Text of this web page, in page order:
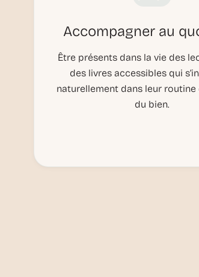
Accompagner au
Être présents dans la vie des
des livres accessibles qui
naturellement dans leur
du bien.